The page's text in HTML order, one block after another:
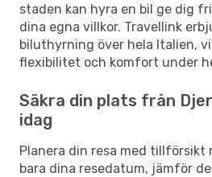
staden kan hyra en bil ge dig
dina egna villkor. Travellink
biluthyrning över hela Italien,
flexibilitet och komfort under
Säkra din plats från
idag
Planera din resa med tillförsikt
bara dina resedatum, jämför